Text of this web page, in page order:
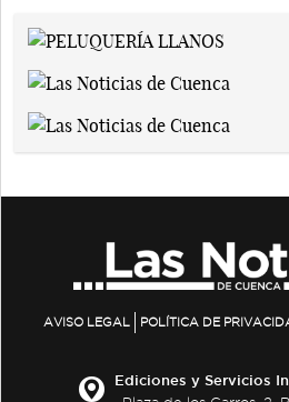
AVISO LEGAL POLÍTICA DE
Ediciones y Servicios